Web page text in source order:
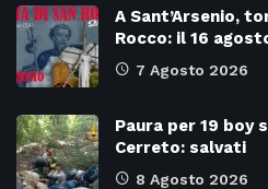
A Sant’Arsenio,
Rocco: il 16
7 Agosto 2026
Paura per 19 boy
Cerreto: salvati
8 Agosto 2026